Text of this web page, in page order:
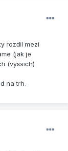
rozdil mezi
(jak je
(vyssich)
na trh.